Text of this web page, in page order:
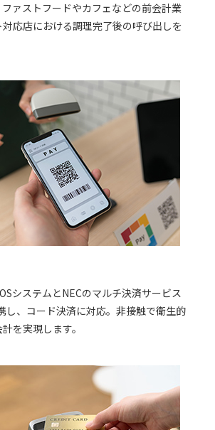
ァストフードやカフェなどの前会計業
応店における調理完了後の呼び出しを
システムとNECのマルチ決済サービス
し、コード決済に対応。非接触で衛生的
を実現します。